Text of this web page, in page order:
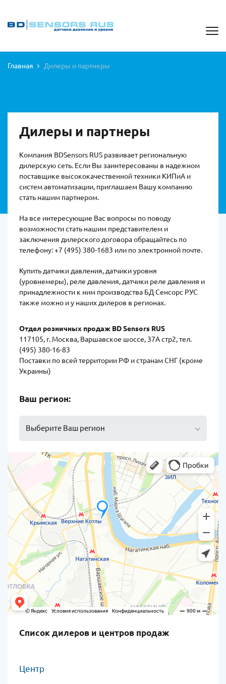
Главная Дилеры и партнеры
Дилеры и партнеры
Компания BDSensors RUS развивает региональную
дилерскую сеть. Если Вы заинтересованы в надежном
поставщике высококачественной техники КИПиА и
систем автоматизации, приглашаем Вашу компанию
стать нашим партнером.
На все интересующие Вас вопросы по поводу
возможности стать нашим представителем и
заключения дилерского договора обращайтесь по
телефону: +7 (495) 380-1683 или по электронной почте.
Купить датчики давления, датчики уровня
(уровнемеры), реле давления, датчики реле давления и
принадлежности к ним производства БД Сенсорс РУС
также можно и у наших дилеров в регионах.
Отдел розничных продаж BD Sensors RUS
117105, г. Москва, Варшавское шоссе, 37А стр2, тел.
(495) 380-16-83
Поставки по всей территории РФ и странам СНГ (кроме
Украины)
Ваш регион:
Выберите Ваш регион
Список дилеров и центров продаж
Центр